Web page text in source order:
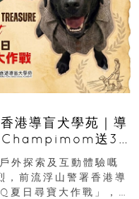
港導盲犬學苑｜導
Champimom送3
外探索及互動體驗嘅
，前流浮山警署香港導
夏日尋寶大作戰」，家